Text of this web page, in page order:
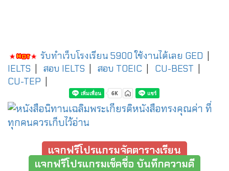
รับทำเว็บโรงเรียน 5900 ใช้งานได้เลย GED
IELTS
สอบ IELTS สอบ TOEIC CU-BEST
CU-TEP
แจกฟรีโปรแกรมจัดตารางเรียน
แจกฟรีโปรแกรมเช็คชื่อ บันทึกความดี